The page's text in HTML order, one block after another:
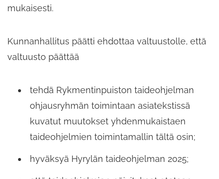
mukaisesti.
Kunnanhallitus päätti ehdottaa valtuustolle,​ että
valtuusto päättää
tehdä Rykmentinpuiston taideohjelman
ohjausryhmän toimintaan asiatekstissä
kuvatut muutokset yhdenmukaistaen
taideohjelmien toimintamallin tältä osin;​
hyväksyä Hyrylän taideohjelman 2025;​